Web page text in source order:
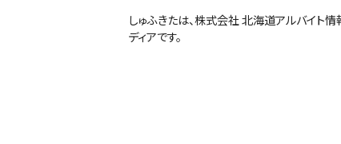
しゅふきたは、株式会社 北海道アルバイト
ディアです。